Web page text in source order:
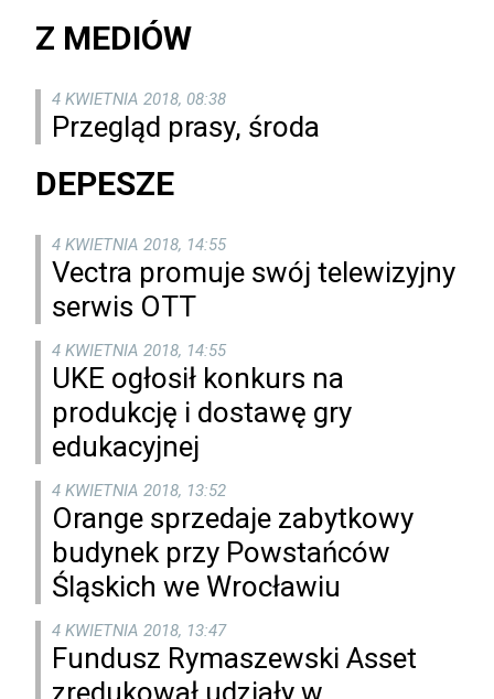
Z MEDIÓW
4 KWIETNIA 2018, 08:38
Przegląd prasy, środa
DEPESZE
4 KWIETNIA 2018, 14:55
Vectra promuje swój telewizyjny
serwis OTT
4 KWIETNIA 2018, 14:55
UKE ogłosił konkurs na
produkcję i dostawę gry
edukacyjnej
4 KWIETNIA 2018, 13:52
Orange sprzedaje zabytkowy
budynek przy Powstańców
Śląskich we Wrocławiu
4 KWIETNIA 2018, 13:47
Fundusz Rymaszewski Asset